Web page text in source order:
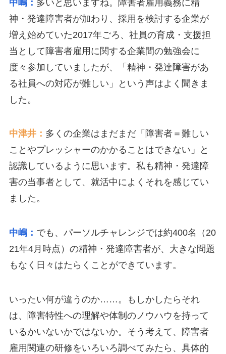
中嶋： 多いと思いますね。障害者雇用義務に精
神・発達障害者が加わり、採用を検討する企業が
増え始めていた2017年ごろ、社員の育成・支援担
当として障害者雇用に関する企業間の勉強会に
度々参加していましたが、「精神・発達障害があ
る社員への対応が難しい」という声はよく聞きま
した。
中津井： 多くの企業はまだまだ「障害者＝難しい
ことやプレッシャーのかかることはできない」と
認識しているように思います。私も精神・発達障
害の当事者として、就活中によくそれを感じてい
ました。
中嶋： でも、パーソルチャレンジでは約400名（20
21年4月時点）の精神・発達障害者が、大きな問題
もなく日々はたらくことができています。
いったい何が違うのか……。もしかしたらそれ
は、障害特性への理解や体制のノウハウを持って
いるかいないかではないか。そう考えて、障害者
雇用関連の研修をいろいろ調べてみたら、具体的